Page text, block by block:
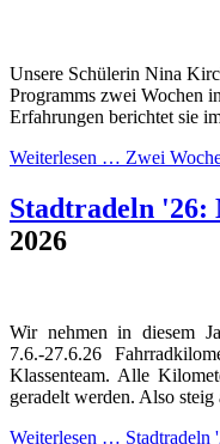
Unsere Schülerin Nina
Programms zwei Wochen
Erfahrungen berichtet sie
Weiterlesen … Zwei
Stadtradeln '26:
2026
Wir nehmen in diesem
7.6.-27.6.26
Klassenteam. Alle
geradelt werden. Also
Weiterlesen … Stadtradeln